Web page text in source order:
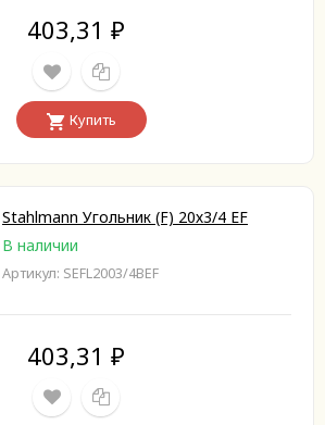
403,31 ₽
Купить
Stahlmann Угольник (F) 20х3/4 EF
В наличии
Артикул: SEFL2003/4BEF
403,31 ₽